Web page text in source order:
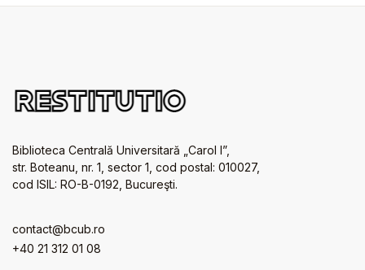
Biblioteca Centrală Universitară „Carol I”,
str. Boteanu, nr. 1, sector 1, cod postal: 010027,
cod ISIL: RO-B-0192, Bucureşti.
contact@bcub.ro
+40 21 312 01 08